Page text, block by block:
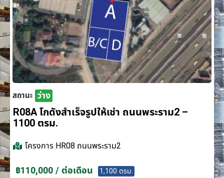
สถานะ ว่าง
R08A โกดังสำเร็จรูปให้เช่า ถนนพระราม2 –
1100 ตรม.
โครงการ HR08 ถนนพระราม2
฿110,000 / ต่อเดือน 1,100 ตรม.